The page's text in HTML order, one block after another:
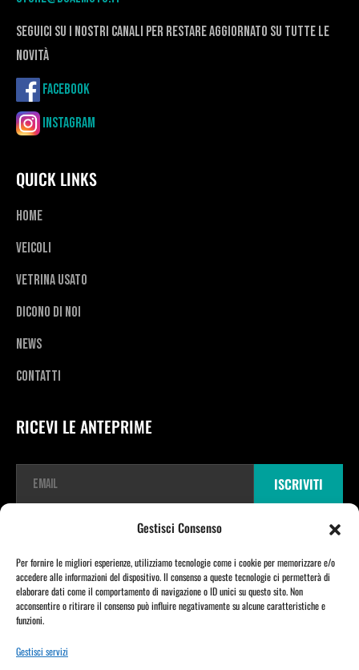
Gestisci Consenso
Per fornire le migliori esperienze, utilizziamo tecnologie come i cookie per memorizzare e/o
accedere alle informazioni del dispositivo. Il consenso a queste tecnologie ci permetterà di
elaborare dati come il comportamento di navigazione o ID unici su questo sito. Non
acconsentire o ritirare il consenso può influire negativamente su alcune caratteristiche e
funzioni.
Gestisci servizi
seguici su i nostri canali per restare aggiornato su tutte le
novità
Facebook
Instagram
QUICK LINKS
Home
Veicoli
Vetrina usato
Dicono di noi
News
Contatti
RICEVI LE ANTEPRIME
a
ISCRIVITI
Copyright © 2026 TDR E-mobility pro srl Unipersonale | Viale Vittorio Veneto